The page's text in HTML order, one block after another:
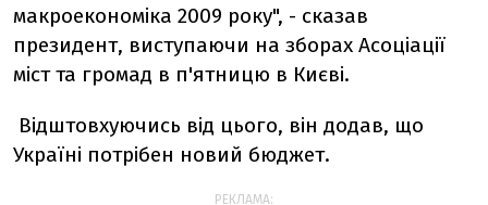
макроекономіка 2009 року", - сказав
президент, виступаючи на зборах Асоціації
міст та громад в п'ятницю в Києві.
Відштовхуючись від цього, він додав, що
Україні потрібен новий бюджет.
РЕКЛАМА: